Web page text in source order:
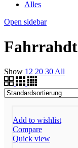
Alles
Open sidebar
Show 12 20 30All
Add to wishlist
Compare
Quick view